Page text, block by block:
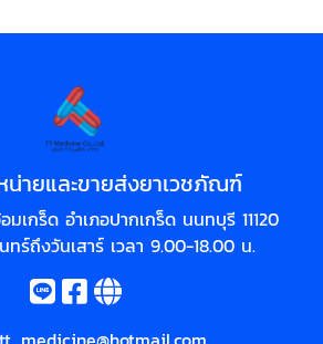
ายและขายส่งยาเวชภัณฑ์
เกร็ด อำเภอปากเกร็ด นนทบุรี 11120
ทร์ถึงวันเสาร์ เวลา 9.00-18.00 น.